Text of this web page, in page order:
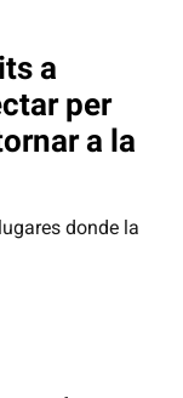
a
per
a la
donde la